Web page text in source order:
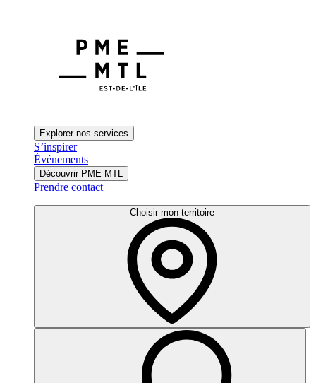
Explorer nos services
S’inspirer
Événements
Découvrir PME MTL
Prendre contact
Choisir mon territoire